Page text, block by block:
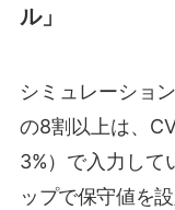
ル」
シミュレーショ
の8割以上は、
3%）で入力して
ップで保守値を